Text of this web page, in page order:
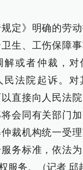
定》明确的劳
生、工伤保障
解或者仲裁，对
民法院起诉。对
直接向人民法
会同有关部门加
裁机构统一受
务标准，依法
服务。（记者 邱